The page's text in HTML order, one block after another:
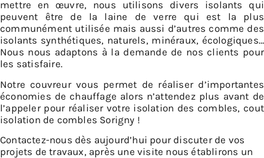
mettre en œuvre, nous utilisons divers isolants qui
peuvent être de la laine de verre qui est la plus
communément utilisée mais aussi d’autres comme des
isolants synthétiques, naturels, minéraux, écologiques…
Nous nous adaptons à la demande de nos clients pour
les satisfaire.
Notre couvreur vous permet de réaliser d’importantes
économies de chauffage alors n’attendez plus avant de
l’appeler pour réaliser votre isolation des combles, cout
isolation de combles Sorigny !
Contactez-nous dès aujourd’hui pour discuter de vos
projets de travaux, après une visite nous établirons un